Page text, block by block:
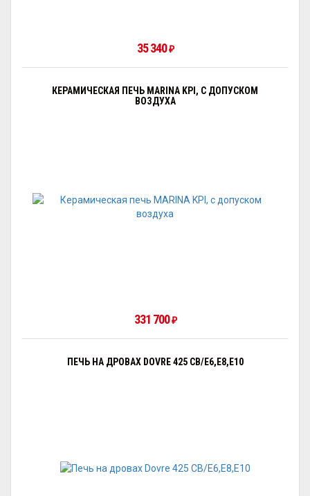
35 340 ₽
КЕРАМИЧЕСКАЯ ПЕЧЬ MARINA KPI, С ДОПУСКОМ
ВОЗДУХА
331 700 ₽
ПЕЧЬ НА ДРОВАХ DOVRE 425 CB/E6,E8,E10